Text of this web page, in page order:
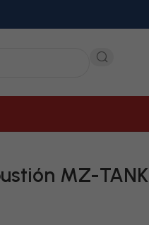
MZ-TANK